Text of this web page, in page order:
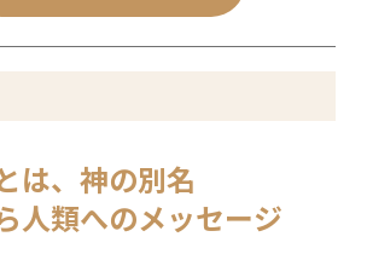
は、神の別名
人類へのメッセージ